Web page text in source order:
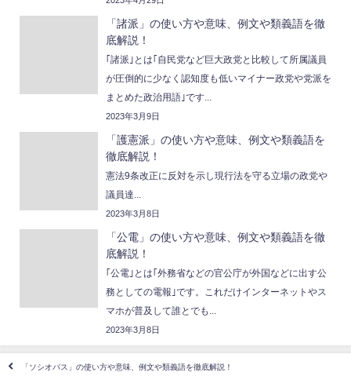
「諸派」の使い方や意味、例文や類義語を徹
底解説！
｢諸派｣とは｢自民党など巨大政党と比較して所属議員
が圧倒的に少なく認知度も低いマイナー政党や党派を
まとめた政治用語｣です...
2023年3月9日
「護憲派」の使い方や意味、例文や類義語を
徹底解説！
憲法9条改正に反対を示し現行法を守る立場の政党や
議員達...
2023年3月8日
「公電」の使い方や意味、例文や類義語を徹
底解説！
｢公電｣とは｢外務省などの官公庁が外国などに出す公
務としての電報｣です。これだけインターネットやス
マホが普及して誰とでも...
2023年3月8日
「ソシオパス」の使い方や意味、例文や類義語を徹底解説！